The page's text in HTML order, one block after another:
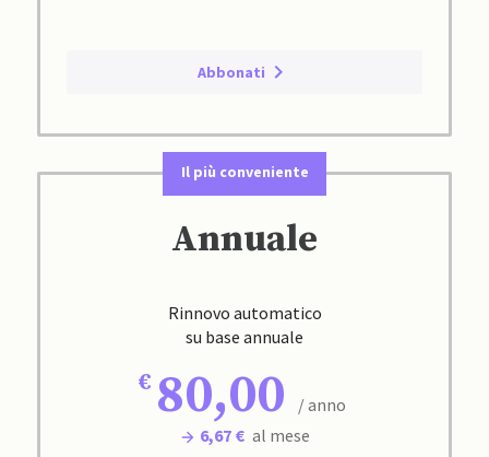
Abbonati
Il più conveniente
Annuale
Rinnovo automatico
su base annuale
80,00
/ anno
6,67 € al mese